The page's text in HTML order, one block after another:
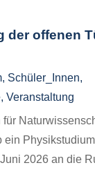
der offenen
, Schüler_Innen,
, Veranstaltung
für
ein
2026 an die